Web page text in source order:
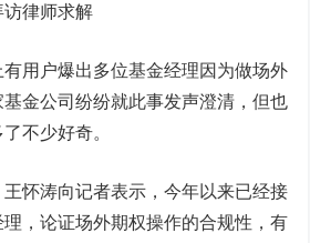
律师求解
户爆出多位基金经理因为做场外
金公司纷纷就此事发声澄清，但也
不少好奇。
涛向记者表示，今年以来已经接
，论证场外期权操作的合规性，有